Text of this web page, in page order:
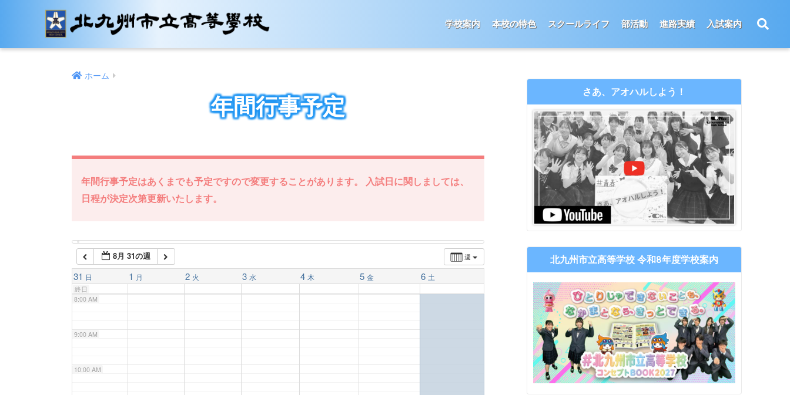
学校案内 本校の特色 スクールライフ 部活動 進路実績 入試案内
ホーム
年間行事予定
年間行事予定はあくまでも予定ですので変更することがあります。 入試日に関しましては、
日程が決定次第更新いたします。
週
8月 31の週
31 日 1 月 2 火 3 水 4 木 5 金 6 土
終日
12:00 AM
1:00 AM
4:00 AM
5:00 AM
7:00 AM
8:00 AM
9:00 AM
10:00 AM
さあ、アオハルしよう！
北九州市立高等学校 令和8年度学校案内